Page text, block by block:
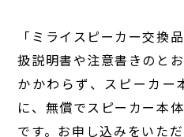
「ミライスピーカー交換
扱説明書や注意書きのと
かかわらず、スピーカー
に、無償でスピーカー本
です。お申し込みをいた